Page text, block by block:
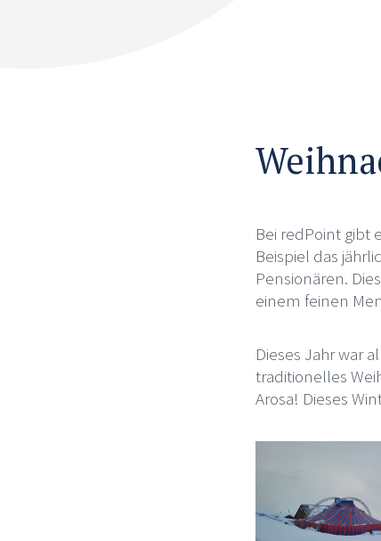
Bei redPoint gibt
Beispiel das
Pensionären.
einem feinen
Dieses Jahr war
traditionelles
Arosa! Dieses